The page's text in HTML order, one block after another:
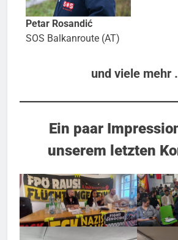
Petar Rosandić
SOS Balkanroute (AT)
und viele mehr
Ein paar
unserem letzten